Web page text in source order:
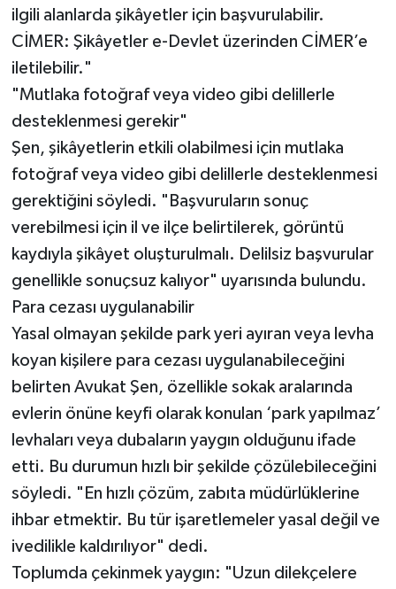
ilgili alanlarda şikâyetler için başvurulabilir.
CİMER: Şikâyetler e-Devlet üzerinden CİMER’e
iletilebilir."
"Mutlaka fotoğraf veya video gibi delillerle
desteklenmesi gerekir"
Şen, şikâyetlerin etkili olabilmesi için mutlaka
fotoğraf veya video gibi delillerle desteklenmesi
gerektiğini söyledi. "Başvuruların sonuç
verebilmesi için il ve ilçe belirtilerek, görüntü
kaydıyla şikâyet oluşturulmalı. Delilsiz başvurular
genellikle sonuçsuz kalıyor" uyarısında bulundu.
Para cezası uygulanabilir
Yasal olmayan şekilde park yeri ayıran veya levha
koyan kişilere para cezası uygulanabileceğini
belirten Avukat Şen, özellikle sokak aralarında
evlerin önüne keyfi olarak konulan ‘park yapılmaz’
levhaları veya dubaların yaygın olduğunu ifade
etti. Bu durumun hızlı bir şekilde çözülebileceğini
söyledi. "En hızlı çözüm, zabıta müdürlüklerine
ihbar etmektir. Bu tür işaretlemeler yasal değil ve
ivedilikle kaldırılıyor" dedi.
Toplumda çekinmek yaygın: "Uzun dilekçelere